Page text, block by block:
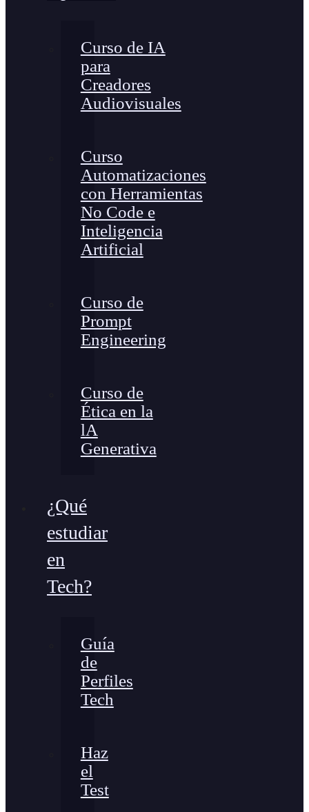
Curso de IA
para
Creadores
Audiovisuales
Curso
Automatizaciones
con Herramientas
No Code e
Inteligencia
Artificial
Curso de
Prompt
Engineering
Curso de
Ética en la
lA
Generativa
¿Qué
estudiar
en
Tech?
Guía
de
Perfiles
Tech
Haz
el
Test